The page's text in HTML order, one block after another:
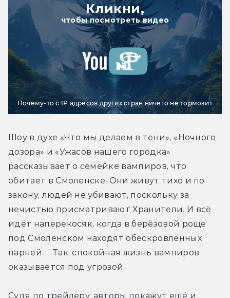
Кликни,
чтобы посмотреть видео
Почему-то с IP адресов других стран ничего не тормозит
Шоу в духе «Что мы делаем в тени», «Ночного
дозора» и «Ужасов нашего городка»
рассказывает о семейке вампиров, что
обитает в Смоленске. Они живут тихо и по
закону, людей не убивают, поскольку за
нечистью присматривают Хранители. И всё
идёт наперекосяк, когда в берёзовой роще
под Смоленском находят обескровленных
парней…  Так, спокойная жизнь вампиров
оказывается под угрозой.
Судя по трейлеру, авторы покажут ещё и